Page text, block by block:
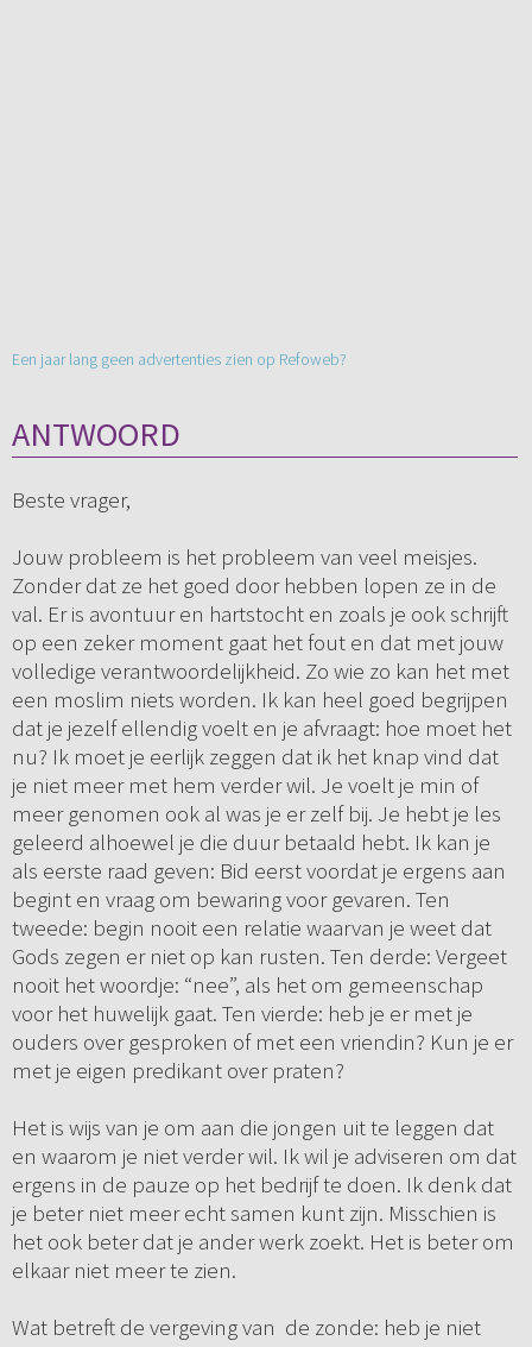
Een jaar lang geen advertenties zien op Refoweb?
ANTWOORD
Beste vrager,
Jouw probleem is het probleem van veel meisjes.
Zonder dat ze het goed door hebben lopen ze in de
val. Er is avontuur en hartstocht en zoals je ook schrijft
op een zeker moment gaat het fout en dat met jouw
volledige verantwoordelijkheid. Zo wie zo kan het met
een moslim niets worden. Ik kan heel goed begrijpen
dat je jezelf ellendig voelt en je afvraagt: hoe moet het
nu? Ik moet je eerlijk zeggen dat ik het knap vind dat
je niet meer met hem verder wil. Je voelt je min of
meer genomen ook al was je er zelf bij. Je hebt je les
geleerd alhoewel je die duur betaald hebt. Ik kan je
als eerste raad geven: Bid eerst voordat je ergens aan
begint en vraag om bewaring voor gevaren. Ten
tweede: begin nooit een relatie waarvan je weet dat
Gods zegen er niet op kan rusten. Ten derde: Vergeet
nooit het woordje: “nee”, als het om gemeenschap
voor het huwelijk gaat. Ten vierde: heb je er met je
ouders over gesproken of met een vriendin? Kun je er
met je eigen predikant over praten?
Het is wijs van je om aan die jongen uit te leggen dat
en waarom je niet verder wil. Ik wil je adviseren om dat
ergens in de pauze op het bedrijf te doen. Ik denk dat
je beter niet meer echt samen kunt zijn. Misschien is
het ook beter dat je ander werk zoekt. Het is beter om
elkaar niet meer te zien.
Wat betreft de vergeving van de zonde: heb je niet